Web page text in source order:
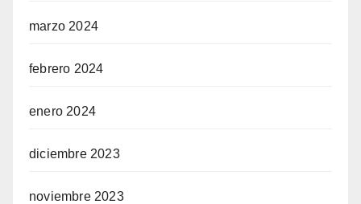
marzo 2024
febrero 2024
enero 2024
diciembre 2023
noviembre 2023